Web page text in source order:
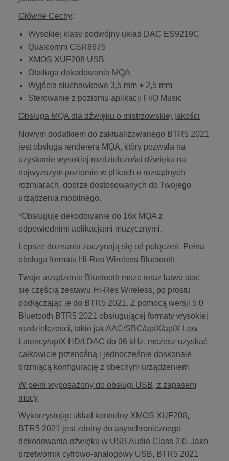
Główne Cechy:
Wysokiej klasy podwójny układ DAC ES9219C
Qualcomm CSR8675
XMOS XUF208 USB
Obsługa dekodowania MQA
Wyjścia słuchawkowe 3,5 mm + 2,5 mm
Sterowanie z poziomu aplikacji FiiO Music
Obsługa MQA dla dźwięku o mistrzowskiej jakości
Nowym dodatkiem do zaktualizowanego BTR5 2021
jest obsługa renderera MQA, który pozwala na
uzyskanie wysokiej rozdzielczości dźwięku na
najwyższym poziomie w plikach o rozsądnych
rozmiarach, dobrze dostosowanych do Twojego
urządzenia mobilnego.
*Obsługuje dekodowanie do 16x MQA z
odpowiednimi aplikacjami muzycznymi.
Lepsze doznania zaczynają się od połączeń. Pełna
obsługa formatu Hi-Res Wireless Bluetooth
Twoje urządzenie Bluetooth może teraz łatwo stać
się częścią zestawu Hi-Res Wireless, po prostu
podłączając je do BTR5 2021. Z pomocą wersji 5.0
Bluetooth BTR5 2021 obsługującej formaty wysokiej
rozdzielczości, takie jak AAC/SBC/aptX/aptX Low
Latency/aptX HD/LDAC do 96 kHz, możesz uzyskać
całkowicie przenośną i jednocześnie doskonale
brzmiącą konfigurację z obecnym urządzeniem.
W pełni wyposażony do obsługi USB, z zapasem
mocy
Wykorzystując układ kontrolny XMOS XUF208,
BTR5 2021 jest zdolny do asynchronicznego
dekodowania dźwięku w USB Audio Class 2.0. Jako
przetwornik cyfrowo-analogowy USB, BTR5 2021